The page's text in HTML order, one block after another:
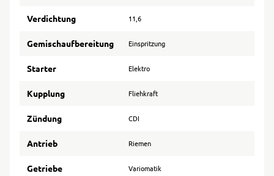
Verdichtung 11,6
Gemischaufbereitung Einspritzung
Starter Elektro
Kupplung Fliehkraft
Zündung CDI
Antrieb Riemen
Getriebe Variomatik